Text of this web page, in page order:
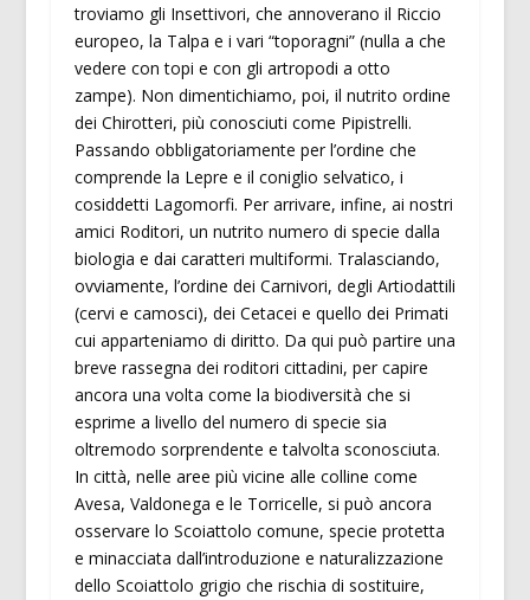
troviamo gli Insettivori, che annoverano il Riccio
europeo, la Talpa e i vari “toporagni” (nulla a che
vedere con topi e con gli artropodi a otto
zampe). Non dimentichiamo, poi, il nutrito ordine
dei Chirotteri, più conosciuti come Pipistrelli.
Passando obbligatoriamente per l’ordine che
comprende la Lepre e il coniglio selvatico, i
cosiddetti Lagomorfi. Per arrivare, infine, ai nostri
amici Roditori, un nutrito numero di specie dalla
biologia e dai caratteri multiformi. Tralasciando,
ovviamente, l’ordine dei Carnivori, degli Artiodattili
(cervi e camosci), dei Cetacei e quello dei Primati
cui apparteniamo di diritto. Da qui può partire una
breve rassegna dei roditori cittadini, per capire
ancora una volta come la biodiversità che si
esprime a livello del numero di specie sia
oltremodo sorprendente e talvolta sconosciuta.
In città, nelle aree più vicine alle colline come
Avesa, Valdonega e le Torricelle, si può ancora
osservare lo Scoiattolo comune, specie protetta
e minacciata dall’introduzione e naturalizzazione
dello Scoiattolo grigio che rischia di sostituire,